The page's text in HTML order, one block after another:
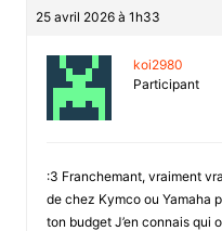
25 avril 2026 à 1h33
koi2980
Participant
:3 Franchemant, vraiment
de chez Kymco ou Yamaha
ton budget J’en connais qui